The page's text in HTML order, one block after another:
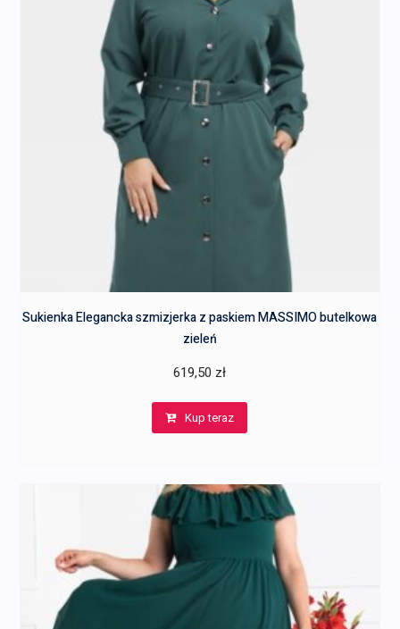
Sukienka Elegancka szmizjerka z paskiem MASSIMO butelkowa
zieleń
619,50 zł
Kup teraz